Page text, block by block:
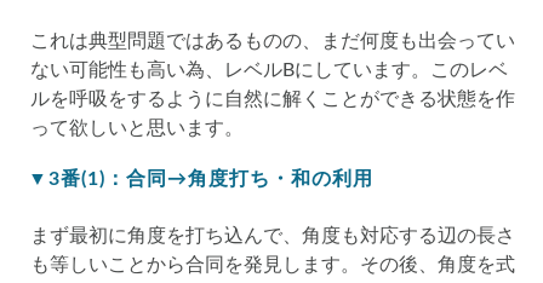
これは典型問題ではあるものの、まだ何度も出会ってい
ない可能性も高い為、レベルBにしています。このレベ
ルを呼吸をするように自然に解くことができる状態を作
って欲しいと思います。
▼3番(1)：合同→角度打ち・和の利用
まず最初に角度を打ち込んで、角度も対応する辺の長さ
も等しいことから合同を発見します。その後、角度を式